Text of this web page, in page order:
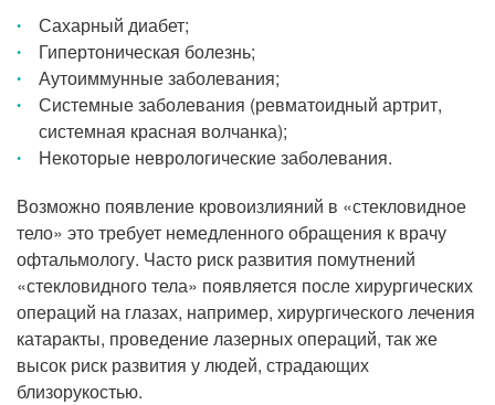
Сахарный диабет;
Гипертоническая болезнь;
Аутоиммунные заболевания;
Системные заболевания (ревматоидный артрит,
системная красная волчанка);
Некоторые неврологические заболевания.
Возможно появление кровоизлияний в «стекловидное
тело» это требует немедленного обращения к врачу
офтальмологу. Часто риск развития помутнений
«стекловидного тела» появляется после хирургических
операций на глазах, например, хирургического лечения
катаракты, проведение лазерных операций, так же
высок риск развития у людей, страдающих
близорукостью.